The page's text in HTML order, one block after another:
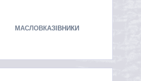
МАСЛОВКАЗІВНИКИ